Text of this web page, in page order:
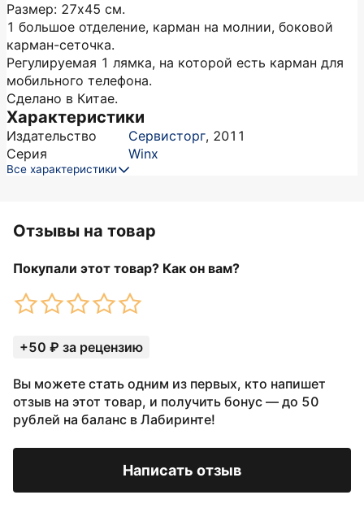
Размер: 27х45 см.
1 большое отделение, карман на молнии, боковой
карман-сеточка.
Регулируемая 1 лямка, на которой есть карман для
мобильного телефона.
Сделано в Китае.
Характеристики
Издательство Сервисторг, 2011
Серия
Winx
Все характеристики
Отзывы на товар
Покупали этот товар? Как он вам?
+50 ₽ за рецензию
Вы можете стать одним из первых, кто напишет
отзыв на этот товар, и получить бонус — до 50
рублей на баланс в Лабиринте!
Написать отзыв